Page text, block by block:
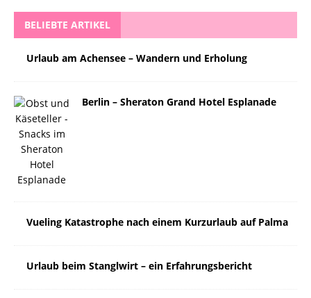
BELIEBTE ARTIKEL
Urlaub am Achensee – Wandern und Erholung
Berlin – Sheraton Grand Hotel Esplanade
Vueling Katastrophe nach einem Kurzurlaub auf Palma
Urlaub beim Stanglwirt – ein Erfahrungsbericht